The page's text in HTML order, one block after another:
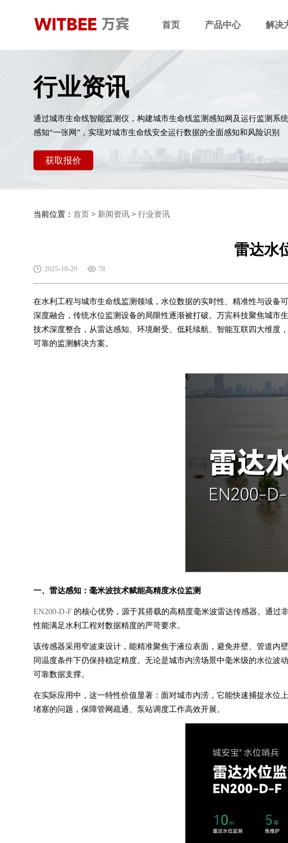
首页 产品中心 解决
行业资讯
通过城市生命线智能监测仪，构建城市生命线监测感知网及运行监测系
感知“一张网”，实现对城市生命线安全运行数据的全面感知和风险识别
获取报价
当前位置：首页 > 新闻资讯 >行业资讯
雷达水
2025-10-29 78
在水利工程与城市生命线监测领域，水位数据的实时性、精准性与设备
深度融合，传统水位监测设备的局限性逐渐被打破。万宾科技聚焦城市
技术深度整合，从雷达感知、环境耐受、低耗续航、智能互联四大维度
可靠的监测解决方案。
一、雷达感知：毫米波技术赋能高精度水位监测
EN200-D-F 的核心优势，源于其搭载的高精度毫米波雷达传感器。通过
性能满足水利工程对数据精度的严苛要求。
该传感器采用窄波束设计，能精准聚焦于液位表面，避免井壁、管道内
同温度条件下仍保持稳定精度。无论是城市内涝场景中毫米级的水位
可靠数据支撑。
在实际应用中，这一特性价值显著：面对城市内涝，它能快速捕捉水位
堵塞的问题，保障管网疏通、泵站调度工作高效开展。